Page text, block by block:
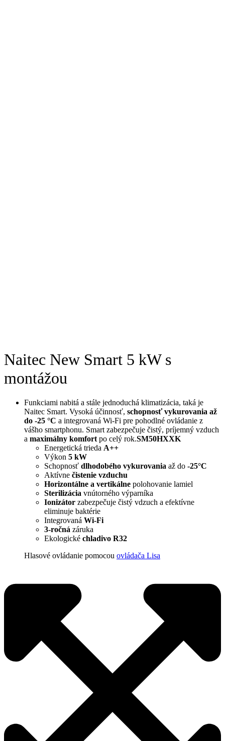
Naitec New Smart 5 kW s
montážou
Funkciami nabitá a stále jednoduchá klimatizácia, taká je
Naitec Smart. Vysoká účinnosť, schopnosť vykurovania až
do -25 °C a integrovaná Wi-Fi pre pohodlné ovládanie z
vášho smartphonu. Smart zabezpečuje čistý, príjemný vzduch
a maximálny komfort po celý rok.SM50HXXK
Energetická trieda A++
Výkon 5 kW
Schopnosť dlhodobého vykurovania až do -25°C
Aktívne čistenie vzduchu
Horizontálne a vertikálne polohovanie lamiel
Sterilizácia vnútorného výparníka
Ionizátor zabezpečuje čistý vdzuch a efektívne
eliminuje baktérie
Integrovaná Wi-Fi
3-ročná záruka
Ekologické chladivo R32
Hlasové ovládanie pomocou ovládača Lisa